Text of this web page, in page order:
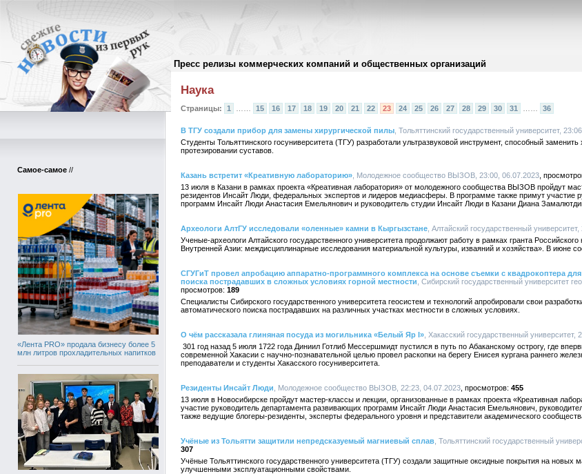
Пресс релизы коммерческих компаний и общественных организаций
Самое-самое //
«Лента PRO» продала бизнесу более 5
млн литров прохладительных напитков
Архив пресс-релизов//
Наука
Страницы: 1 15 16 17 18 19 20 21 22 23 24 25 26 27 28 29 30 31 36
В ТГУ создали прибор для замены хирургической пилы , Тольяттинский государственный университет,
Студенты Тольяттинского госуниверситета (ТГУ) разработали ультразвуковой инструмент, способный
протезировании суставов.
Казань встретит «Креативную лабораторию» , Молодежное сообщество ВЫЗОВ, 23:00, 06.07.2023
13 июля в Казани в рамках проекта «Креативная лаборатория» от молодежного сообщества ВЫЗОВ пройдут
резидентов Инсайт Люди, федеральных экспертов и лидеров медиасферы. В программе также примут участие
программ Инсайт Люди Анастасия Емельянович и руководитель студии Инсайт Люди в Казани Диана
Археологи АлтГУ исследовали «оленные» камни в Кыргызстане , Алтайский государственный
Ученые-археологи Алтайского государственного университета продолжают работу в рамках гранта
Внутренней Азии: междисциплинарные исследования материальной культуры, изваяний и хозяйства». В июне
СГУГиТ провел апробацию аппаратно-программного комплекса на основе съемки с квадрокоптера
поиска пострадавших в сложных условиях горной местности , Сибирский государственный университет
189
Специалисты Сибирского государственного университета геосистем и технологий апробировали свои
автоматического поиска пострадавших на различных участках местности в сложных условиях.
О чём рассказала глиняная посуда из могильника «Белый Яр I» , Хакасский государственный университет,
301 год назад 5 июля 1722 года Диниил Готлиб Мессершмидт пустился в путь по Абаканскому острогу, где
современной Хакасии с научно-познавательной целью провел раскопки на берегу Енисея кургана раннего
преподаватели и студенты Хакасского госуниверситета.
Резиденты Инсайт Люди , Молодежное сообщество ВЫЗОВ, 22:23, 04.07.2023
455
13 июля в Новосибирске пройдут мастер-классы и лекции, организованные в рамках проекта «Креативная
участие руководитель департамента развивающих программ Инсайт Люди Анастасия Емельянович,
также ведущие блогеры-резиденты, эксперты федерального уровня и представители академического
Учёные из Тольятти защитили непредсказуемый магниевый сплав , Тольяттинский государственный
307
Учёные Тольяттинского государственного университета (ТГУ) создали защитные оксидные покрытия на новых
улучшенными эксплуатационными свойствами.